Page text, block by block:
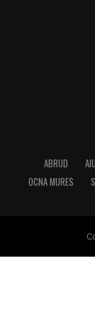
ABRUD
OCNA MURES